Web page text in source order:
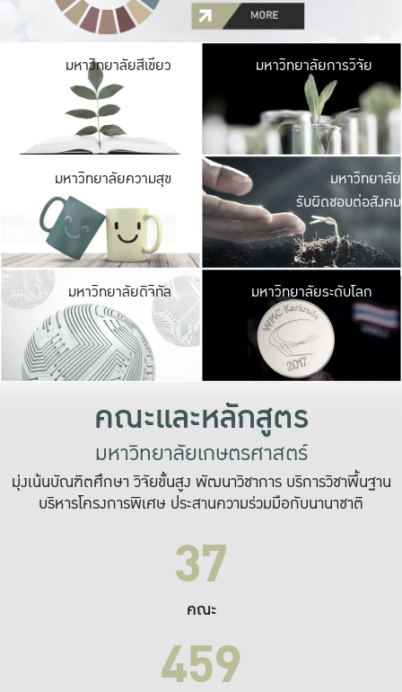
มหาวิทยาลัยสีเขียว มหาวิ
มีพื้นที่เขียวสดใส
เป็นป่าในเมือง เกษต
มหาวิทยาลัยการวิจัย
มหาวิทยาลัยความสุข มหาวิ
ค
เปิดประ
และพบเรื่องราวใ
มหาวิทยาลัย
รับผิดชอบต่อสังคม
มหาวิทยาลัยดิจิทัล มหาวิ
เปลี่ยนแปลง แล
เพื่อทำง
ระบบสารสนเทศ
มหาวิทยาลัยระดับโลก
คณะและหลักสูตร
มหาวิทยาลัยเกษตรศาสตร์
มุ่งเน้นบัณฑิตศึกษา วิจัยขั้นสูง พัฒนาวิชาการ บริการวิชาพื้นฐาน
บริหารโครงการพิเศษ ประสานความร่วมมือกับนานาชาติ
37
คณะ
459